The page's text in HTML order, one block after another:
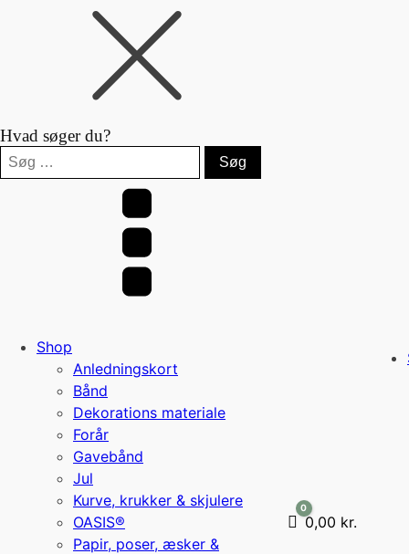
Hvad søger du?
Søg
efter:
Shop
Anledningskort
Bånd
Dekorations materiale
Forår
Gavebånd
Jul
Kurve, krukker & skjulere
OASIS®
Papir, poser, æsker &
Cart
0
0,00 kr.